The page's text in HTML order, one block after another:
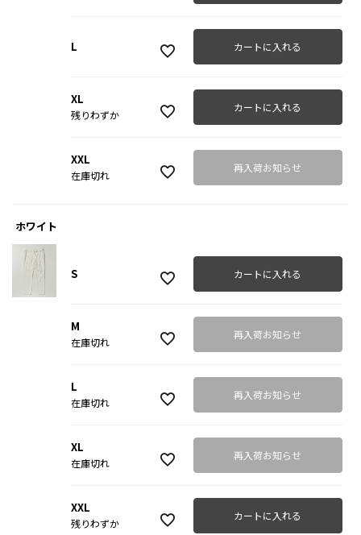
L カートに入れる
XL
残りわずか
カートに入れる
XXL
在庫切れ
再入荷お知らせ
ホワイト
S カートに入れる
M
在庫切れ
再入荷お知らせ
L
在庫切れ
再入荷お知らせ
XL
在庫切れ
再入荷お知らせ
XXL
残りわずか
カートに入れる